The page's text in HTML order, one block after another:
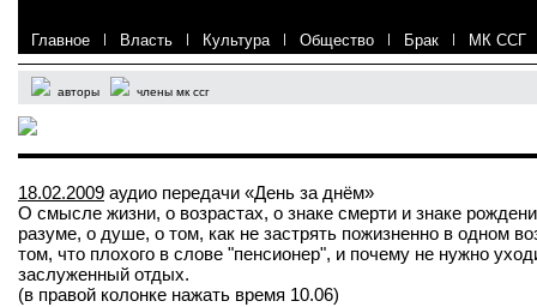
Главное | Власть | Культура | Общество | Брак | МК ССГ
авторы члены мк ссг
18.02.2009 аудио передачи «День за днём»
О смысле жизни, о возрастах, о знаке смерти и знаке
разуме, о душе, о том, как не застрять пожизненно в одном
том, что плохого в слове "пенсионер", и почему не нужно
заслуженный отдых.
(в правой колонке нажать время 10.06)